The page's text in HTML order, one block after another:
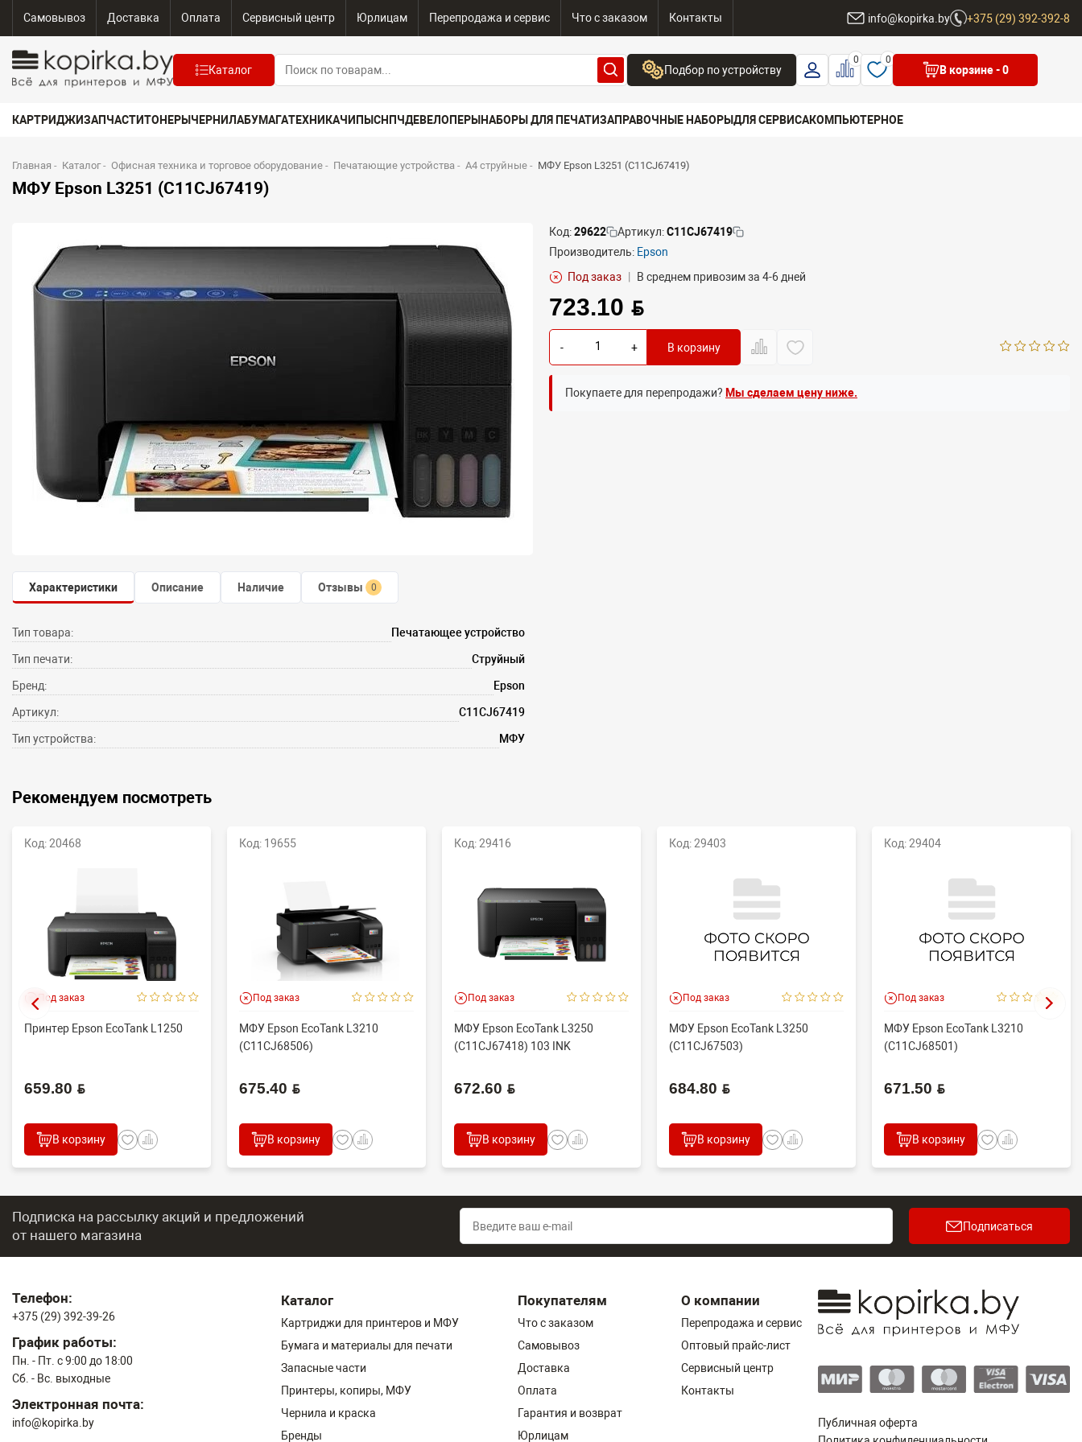
Самовывоз Доставка Оплата Сервисный центр Юрлицам Перепродажа и сервис Что с заказом Контакты info@kopirka.by +375 (29) 392-392-8
Каталог Подбор по устройству
Выберите бренд
Сначала выберите бренд
0 0
В корзине- 0
КАРТРИДЖИЗАПЧАСТИТОНЕРЫ ЧЕРНИЛАБУМАГАТЕХНИКАЧИПЫСНПЧДЕВЕЛОПЕРЫ НАБОРЫ ДЛЯ ПЕЧАТИЗАПРАВОЧНЫЕ НАБОРЫДЛЯ СЕРВИСАКОМПЬЮТЕРНОЕ
Главная - Каталог - Офисная техника и торговое оборудование - Печатающие устройства - A4 струйные - МФУ Epson L3251 (C11CJ67419)
МФУ Epson L3251 (C11CJ67419)
Характеристики Описание Наличие Отзывы 0
Тип товара: Печатающее устройство
Тип печати: Струйный
Бренд: Epson
Артикул: C11CJ67419
Тип устройства: МФУ
Код:29622 Артикул:C11CJ67419
Производитель: Epson
Под заказ
В среднем привозим за 4-6 дней
723.10 BYN
- + В корзину
Покупаете для перепродажи? Мы сделаем цену ниже.
Рекомендуем посмотреть
Код: 20468
Под заказ
Принтер Epson EcoTank L1250
659.80 BYN
В корзину
Код: 19655
Под заказ
МФУ Epson EcoTank L3210
(C11CJ68506)
675.40 BYN
В корзину
Код: 29416
Под заказ
МФУ Epson EcoTank L3250
(C11CJ67418) 103 INK
672.60 BYN
В корзину
Код: 29403
Под заказ
МФУ Epson EcoTank L3250
(C11CJ67503)
684.80 BYN
В корзину
Код: 29404
Под заказ
МФУ Epson EcoTank L3210
(C11CJ68501)
671.50 BYN
В корзину
Подписка на рассылку акций и предложений
от нашего магазина
Подписаться
Телефон:
+375 (29) 392-39-26
График работы:
Пн. - Пт. с 9:00 до 18:00
Сб. - Вс. выходные
Электронная почта:
info@kopirka.by
Каталог
Картриджи для принтеров и МФУ
Бумага и материалы для печати
Запасные части
Принтеры, копиры, МФУ
Чернила и краска
Бренды
Покупателям
Что с заказом
Самовывоз
Доставка
Оплата
Гарантия и возврат
Юрлицам
О компании
Перепродажа и сервис
Оптовый прайс-лист
Сервисный центр
Контакты
Публичная оферта